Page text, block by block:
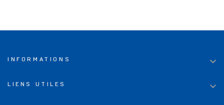
INFORMATIONS 
LIENS UTILES 